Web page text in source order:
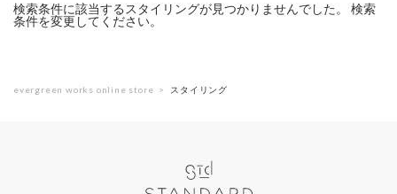
検索条件に該当するスタイリングが見つかりませんでした。 検索
条件を変更してください。
evergreen works online store スタイリング